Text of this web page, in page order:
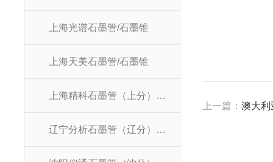
上海光谱石墨管/石墨锥
上海天美石墨管/石墨锥
上海精科石墨管（上分）/石墨锥
辽宁分析石墨管（辽分）/石墨锥
上一篇：澳大利